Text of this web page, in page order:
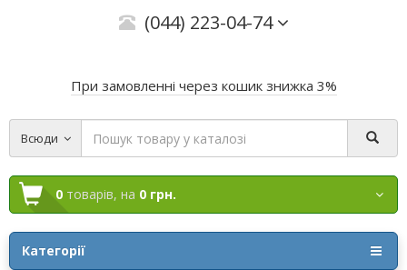
(044) 223-04-74
При замовленні через кошик знижка 3%
Всюди
0 товарів, на 0 грн.
Категорії